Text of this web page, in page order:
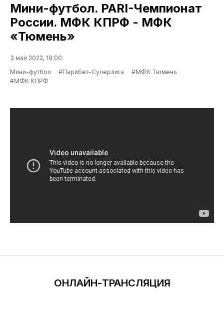
Мини-футбол. PARI-Чемпионат
России. МФК КПРФ - МФК
«Тюмень»
3 мая 2022, 18:00
Мини-футбол
#Парибет-Суперлига
#МФК Тюмень
#МФК КПРФ
ОНЛАЙН-ТРАНСЛЯЦИЯ